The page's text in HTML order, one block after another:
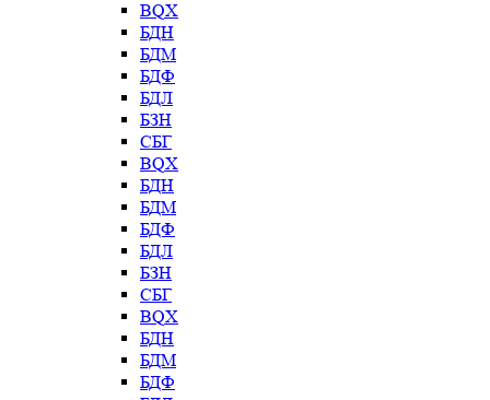
BQX
БДН
БДМ
БДФ
БДЛ
БЗН
СБГ
BQX
БДН
БДМ
БДФ
БДЛ
БЗН
СБГ
BQX
БДН
БДМ
БДФ